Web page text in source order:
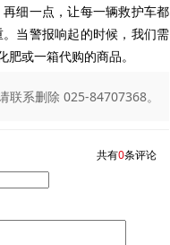
细一点，让每一辆救护车都
当警报响起的时候，我们需
或一箱代购的商品。
系删除 025-84707368。
共有0条评论